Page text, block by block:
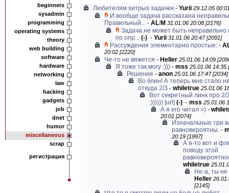
beginners
sysadmin
programming
operating systems
theory
web building
software
hardware
networking
law
hacking
gadgets
job
dnet
humor
miscellaneous
scrap
регистрация
Любителям хитрых задачек - Yurii 29.12.05
И вообще задача рассказана
Правильный... - AL/M 31.01.06 20:08 [2176]
Задача не может быть неправильно
по опр... (-) - Yurii 31.01.06 20:47 [2091]
Рассуждения элементарно простые: -
20:02 [2220]
Че-то не вяжется - Heller 25.01.06 14:09
Я тоже так могу :))) - mss 25.01.06 14:35
Решение - anon 25.01.06 17:47 [2034]
Во блин! А теперь мне стало
откуда 2/3 - whiletrue 25.01.06
Вот секретный линк про 2/
:)))))) [url] (-) - mss 25.01.06
А я его читал =) -
20:01 [2074]
Изначальные три
равновероятны. -
20:19 [1997]
А я-то вот и
поводу этой
whiletrue
Не-а, ты не
Heller
[2145]